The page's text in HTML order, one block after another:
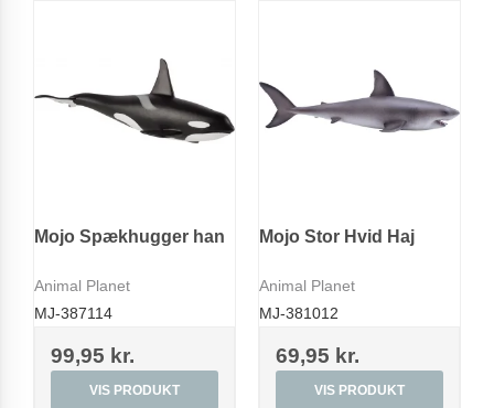
Mojo Spækhugger han
Animal Planet
MJ-387114
99,95 kr.
VIS PRODUKT
Mojo Stor Hvid Haj
Animal Planet
MJ-381012
69,95 kr.
VIS PRODUKT